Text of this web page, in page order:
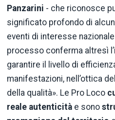
Panzarini - che riconosce
significato profondo di
eventi di interesse
processo conferma altresì
garantire il livello di
manifestazioni, nell’ottica
della qualità». Le Pro Loco
reale autenticità e sono